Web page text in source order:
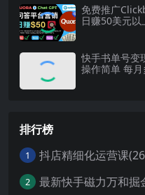
免费推广
日赚50美元以
快手书单号变
操作简单 每
排行榜
1 抖店精细化运营课
2